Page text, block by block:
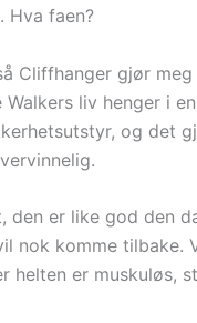
Hva faen?
Cliffhanger gjør
Walkers liv henger i
og det
den er like god den
nok komme tilbake.
helten er muskuløs,